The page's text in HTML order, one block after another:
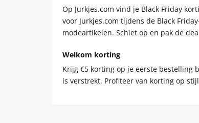
Op Jurkjes.com vind je Black Friday
voor Jurkjes.com tijdens de Black
modeartikelen. Schiet op en pak de
Welkom korting
Krijg €5 korting op je eerste bestelling
is verstrekt. Profiteer van korting op